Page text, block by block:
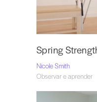
Spring
Nicole Smith
Observar e aprender